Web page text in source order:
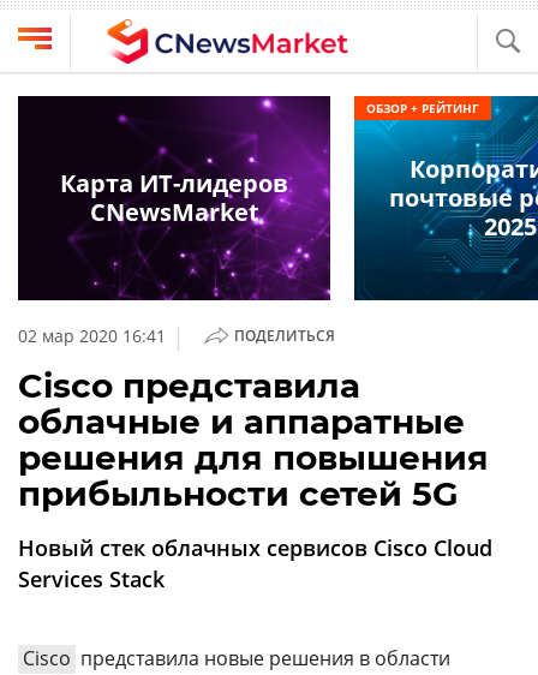
Выбрать
провайдера
Компании
обзоры
кабинет
О
проекте
CNews
Аналитика
Конференции
CNews
Конференции
Техника
02 мар 2020 16:41 | ПОДЕЛИТЬСЯ
Cisco представила
облачные и аппаратные
решения для повышения
прибыльности сетей 5G
Новый стек облачных сервисов Cisco Cloud
Services Stack
Cisco представила новые решения в области
Карта ИТ-лидеров
CNewsMarket
почтовые
2025
ОБЗОР + РЕЙТИНГ